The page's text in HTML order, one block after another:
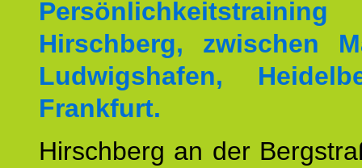
Hirschberg, zwischen
Ludwigshafen,
Frankfurt.
Hirschberg an der